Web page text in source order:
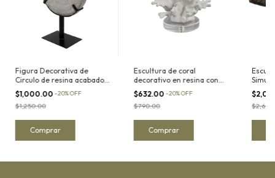
Figura Decorativa de
Circulo de resina acabado
Piedra con soporte
metálico I
$1,000.00 -20%OFF
$1,250.00
Escultura de coral
decorativo en resina con
base de acrilico I
$632.00 -20%OFF
$790.00
metal